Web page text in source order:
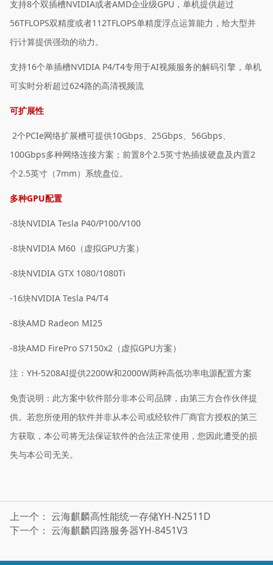
支持8个双插槽NVIDIA或者AMD企业级GPU，单机提供超过
56TFLOPS双精度或者112TFLOPS单精度浮点运算能力，给大型并
行计算提供强劲的动力。
支持16个单插槽NVIDIA P4/T4专用于AI视频服务的解码引擎，单机
可实时分析超过624路的高清视频流
可扩展性
2个PCIe网络扩展槽可提供10Gbps、25Gbps、56Gbps、
100Gbps多种网络连接方案；前置8个2.5英寸热插拔硬盘及内置2
个2.5英寸（7mm）系统盘位。
多种GPU配置
-8块NVIDIA Tesla P40/P100/V100
-8块NVIDIA M60（虚拟GPU方案）
-8块NVIDIA GTX 1080/1080Ti
-16块NVIDIA Tesla P4/T4
-8块AMD Radeon MI25
-8块AMD FirePro S7150x2（虚拟GPU方案）
注：YH-5208AI提供2200W和2000W两种高低功率电源配置方案
免责说明：此方案中软件部分非本公司品牌，由第三方合作伙伴提
供。若您所使用的软件并非从本公司或经软件厂商官方授权的第三
方获取，本公司将无法保证软件的合法正常使用，您因此遭受的损
失与本公司无关。
上一个： 云海麒麟高性能统一存储YH-N2511D
下一个： 云海麒麟四路服务器YH-8451V3